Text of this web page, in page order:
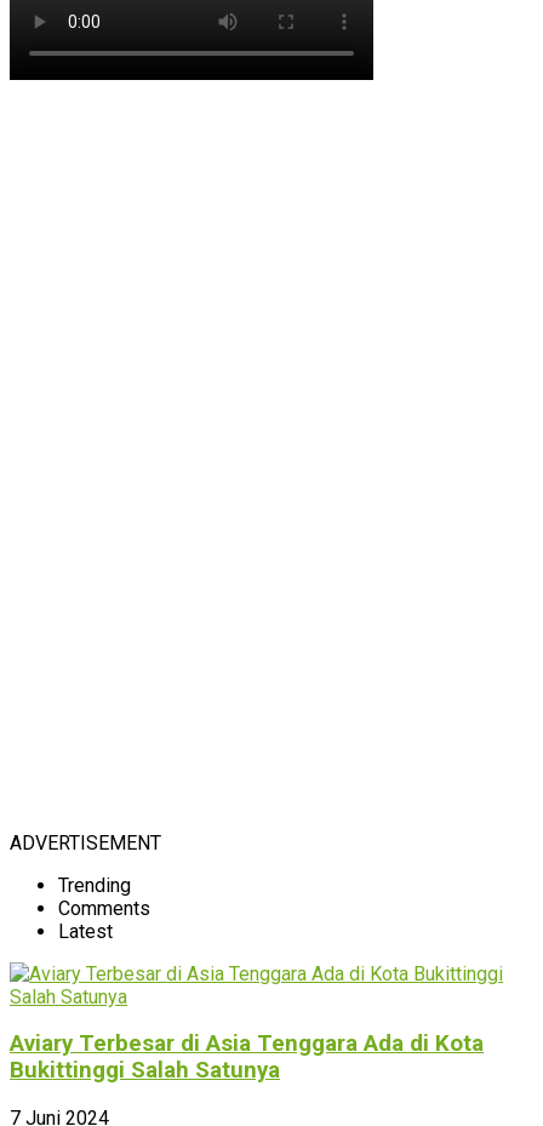
ADVERTISEMENT
Trending
Comments
Latest
Aviary Terbesar di Asia Tenggara Ada di Kota
Bukittinggi Salah Satunya
7 Juni 2024